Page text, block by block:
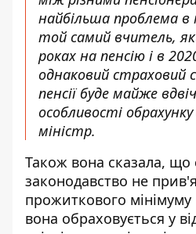
найбільша проблема
той самий вчитель,
роках на пенсію і в
однаковий страховий
пенсії буде майже
особливості
міністр.
Також вона сказала, що
законодавство не
прожиткового мінімуму
вона обраховується у